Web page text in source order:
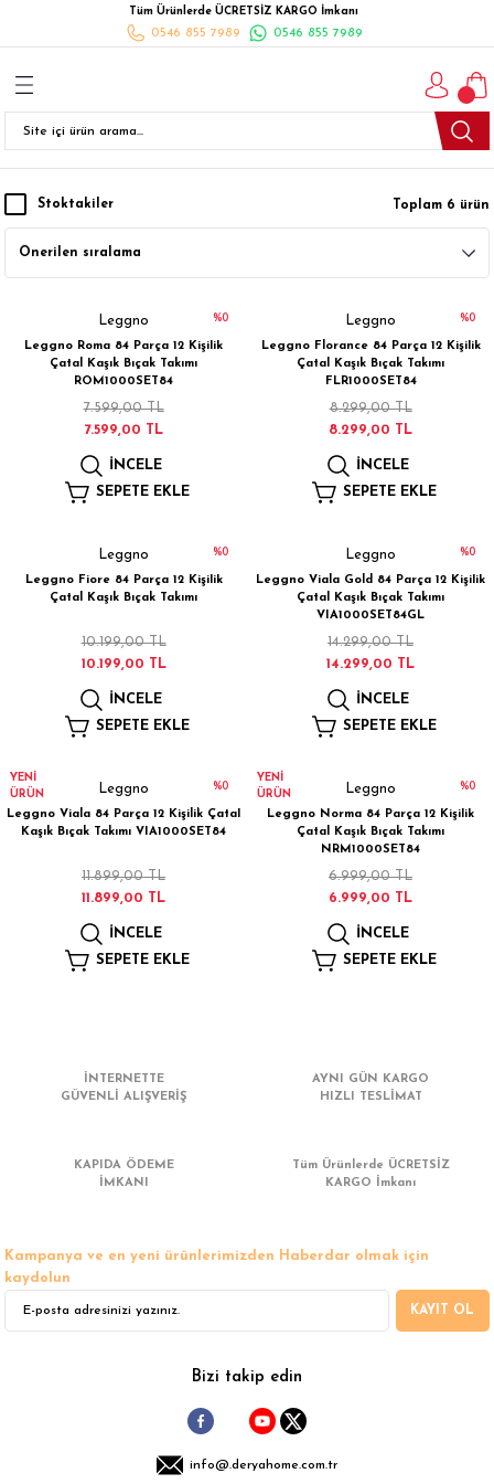
Tüm Ürünlerde ÜCRETSİZ KARGO İmkanı
0546 855 7989 0546 855 7989
Geri Dön
Çamaşır Kurutma Makinesi
Çamaşır Makinesi
Derin Dondurucular
Mikrodalga Fırın
Şarap Dolapları
Su Sebili
Geri Dön
Takımları
Takımı
Takımları
Geri Dön
Geri Dön
Geri Dön
Geri Dön
Geri Dön
Stoktakiler Toplam 6 ürün
%0
Leggno
Leggno Roma 84 Parça 12 Kişilik
Çatal Kaşık Bıçak Takımı
ROM1000SET84
7.599,00 TL
7.599,00 TL
İNCELE
SEPETE EKLE
%0
Leggno
Leggno Florance 84 Parça 12 Kişilik
Çatal Kaşık Bıçak Takımı
FLR1000SET84
8.299,00 TL
8.299,00 TL
İNCELE
SEPETE EKLE
%0
Leggno
Leggno Fiore 84 Parça 12 Kişilik
Çatal Kaşık Bıçak Takımı
10.199,00 TL
10.199,00 TL
İNCELE
SEPETE EKLE
%0
Leggno
Leggno Viala Gold 84 Parça 12 Kişilik
Çatal Kaşık Bıçak Takımı
VIA1000SET84GL
14.299,00 TL
14.299,00 TL
İNCELE
SEPETE EKLE
%0
YENİ
ÜRÜN
Leggno
Leggno Viala 84 Parça 12 Kişilik Çatal
Kaşık Bıçak Takımı VIA1000SET84
11.899,00 TL
11.899,00 TL
İNCELE
SEPETE EKLE
%0
YENİ
ÜRÜN
Leggno
Leggno Norma 84 Parça 12 Kişilik
Çatal Kaşık Bıçak Takımı
NRM1000SET84
6.999,00 TL
6.999,00 TL
İNCELE
SEPETE EKLE
İNTERNETTE
GÜVENLİ ALIŞVERİŞ
AYNI GÜN KARGO
HIZLI TESLİMAT
KAPIDA ÖDEME
İMKANI
Tüm Ürünlerde ÜCRETSİZ
KARGO İmkanı
Kampanya ve en yeni ürünlerimizden Haberdar olmak için
kaydolun
KAYIT OL
Bizi takip edin
info@.deryahome.com.tr